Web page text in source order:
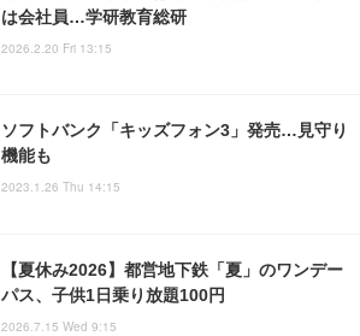
は会社員…学研教育総研
2026.2.20 Fri 13:15
ソフトバンク「キッズフォン3」発売…見守り
機能も
2023.1.26 Thu 14:15
【夏休み2026】都営地下鉄「夏」のワンデー
パス、子供1日乗り放題100円
2026.7.15 Wed 9:15